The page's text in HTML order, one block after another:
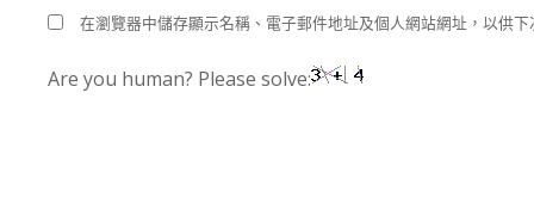
在瀏覽器中儲存顯示名稱、電子郵件地址及個人網站網址，以供下
Are you human? Please solve: